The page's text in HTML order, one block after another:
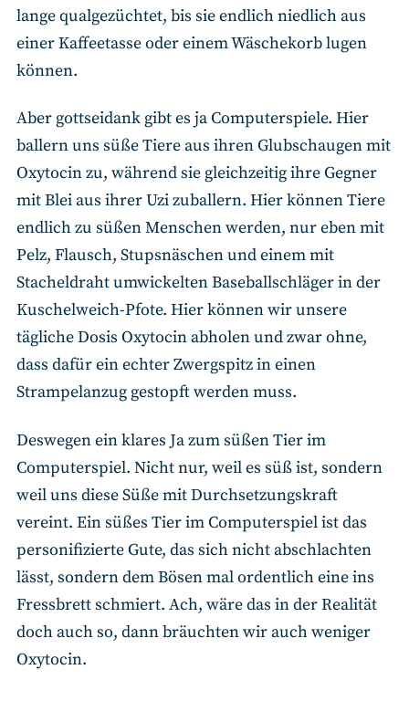
lange qualgezüchtet, bis sie endlich niedlich aus
einer Kaffeetasse oder einem Wäschekorb lugen
können.
Aber gottseidank gibt es ja Computerspiele. Hier
ballern uns süße Tiere aus ihren Glubschaugen mit
Oxytocin zu, während sie gleichzeitig ihre Gegner
mit Blei aus ihrer Uzi zuballern. Hier können Tiere
endlich zu süßen Menschen werden, nur eben mit
Pelz, Flausch, Stupsnäschen und einem mit
Stacheldraht umwickelten Baseballschläger in der
Kuschelweich-Pfote. Hier können wir unsere
tägliche Dosis Oxytocin abholen und zwar ohne,
dass dafür ein echter Zwergspitz in einen
Strampelanzug gestopft werden muss.
Deswegen ein klares Ja zum süßen Tier im
Computerspiel. Nicht nur, weil es süß ist, sondern
weil uns diese Süße mit Durchsetzungskraft
vereint. Ein süßes Tier im Computerspiel ist das
personifizierte Gute, das sich nicht abschlachten
lässt, sondern dem Bösen mal ordentlich eine ins
Fressbrett schmiert. Ach, wäre das in der Realität
doch auch so, dann bräuchten wir auch weniger
Oxytocin.